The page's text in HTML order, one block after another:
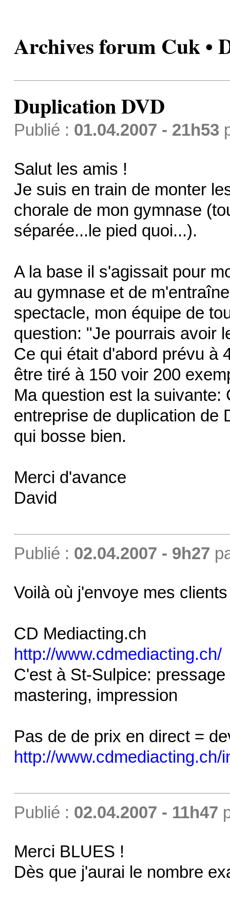
Archives forum Cuk •
Duplication DVD
Publié : 01.04.2007 - 21h53
Salut les amis !
Je suis en train de monter
chorale de mon gymnase
séparée...le pied quoi...).
A la base il s'agissait pour
au gymnase et de
spectacle, mon équipe de
question: "Je pourrais avoir
Ce qui était d'abord prévu à
être tiré à 150 voir 200
Ma question est la
entreprise de duplication de
qui bosse bien.
Merci d'avance
David
Publié : 02.04.2007 - 9h27
Voilà où j'envoye mes clients
CD Mediacting.ch
http://www.cdmediacting.ch/
C'est à St-Sulpice:
mastering, impression
Pas de de prix en direct =
http://
Publié : 02.04.2007 - 11h47
Merci BLUES !
Dès que j'aurai le nombre